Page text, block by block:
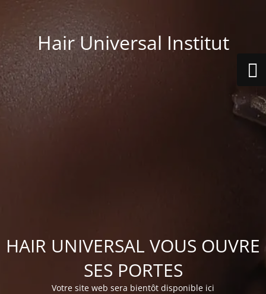
Hair Universal Institut
HAIR UNIVERSAL VOUS OUVRE
SES PORTES
Votre site web sera bientôt disponible ici